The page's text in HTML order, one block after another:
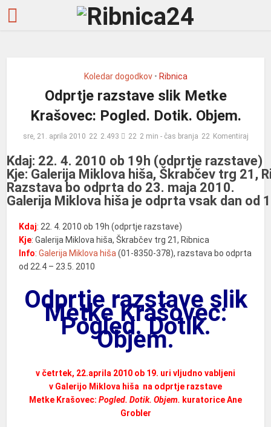
Koledar dogodkov • Ribnica
Odprtje razstave slik Metke
Krašovec: Pogled. Dotik. Objem.
sre, 21. aprila 2010 2.493 2 min - čas branja Komentiraj
Kdaj: 22. 4. 2010 ob 19h (odprtje razstave)
Kje: Galerija Miklova hiša, Škrabčev trg 21,
Razstava bo odprta do 23. maja 2010.
Galerija Miklova hiša je odprta vsak dan od
Kdaj: 22. 4. 2010 ob 19h (odprtje razstave)
Kje: Galerija Miklova hiša, Škrabčev trg 21, Ribnica
Info:Galerija Miklova hiša (01-8350-378), razstava bo odprta
od 22.4 – 23.5. 2010
Odprtje razstave slik
Metke Krašovec:
Pogled. Dotik.
Objem.
v četrtek, 22.aprila 2010 ob 19. uri vljudno vabljeni
v Galerijo Miklova hiša na odprtje razstave
Metke Krašovec: Pogled. Dotik. Objem. kuratorice Ane
Grobler